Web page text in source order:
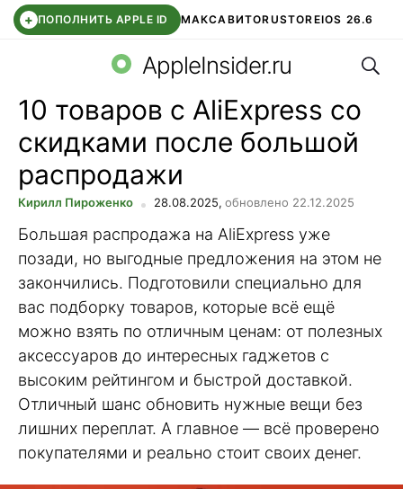
+ ПОПОЛНИТЬ APPLE ID МАКСАВИТОRUSTOREIOS 26.6
СБЕР КИДС ВТБ ОНЛАЙН ЧАТ В ROBLOX
AppleInsider.ru
10 товаров с AliExpress со
скидками после большой
распродажи
Кирилл Пироженко 28.08.2025, обновлено 22.12.2025
Большая распродажа на AliExpress уже
позади, но выгодные предложения на этом не
закончились. Подготовили специально для
вас подборку товаров, которые всё ещё
можно взять по отличным ценам: от полезных
аксессуаров до интересных гаджетов с
высоким рейтингом и быстрой доставкой.
Отличный шанс обновить нужные вещи без
лишних переплат. А главное — всё проверено
покупателями и реально стоит своих денег.